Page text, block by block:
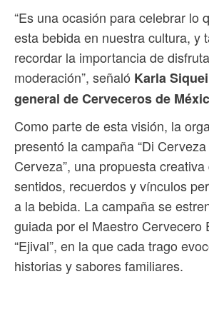
“Es una ocasión para celebrar lo
esta bebida en nuestra cultura, y
recordar la importancia de
moderación”, señaló Karla
general de Cerveceros de
Como parte de esta visión, la
presentó la campaña “Di
Cerveza”, una propuesta
sentidos, recuerdos y vínculos
a la bebida. La campaña se
guiada por el Maestro Cervecero
“Ejival”, en la que cada trago
historias y sabores familiares.